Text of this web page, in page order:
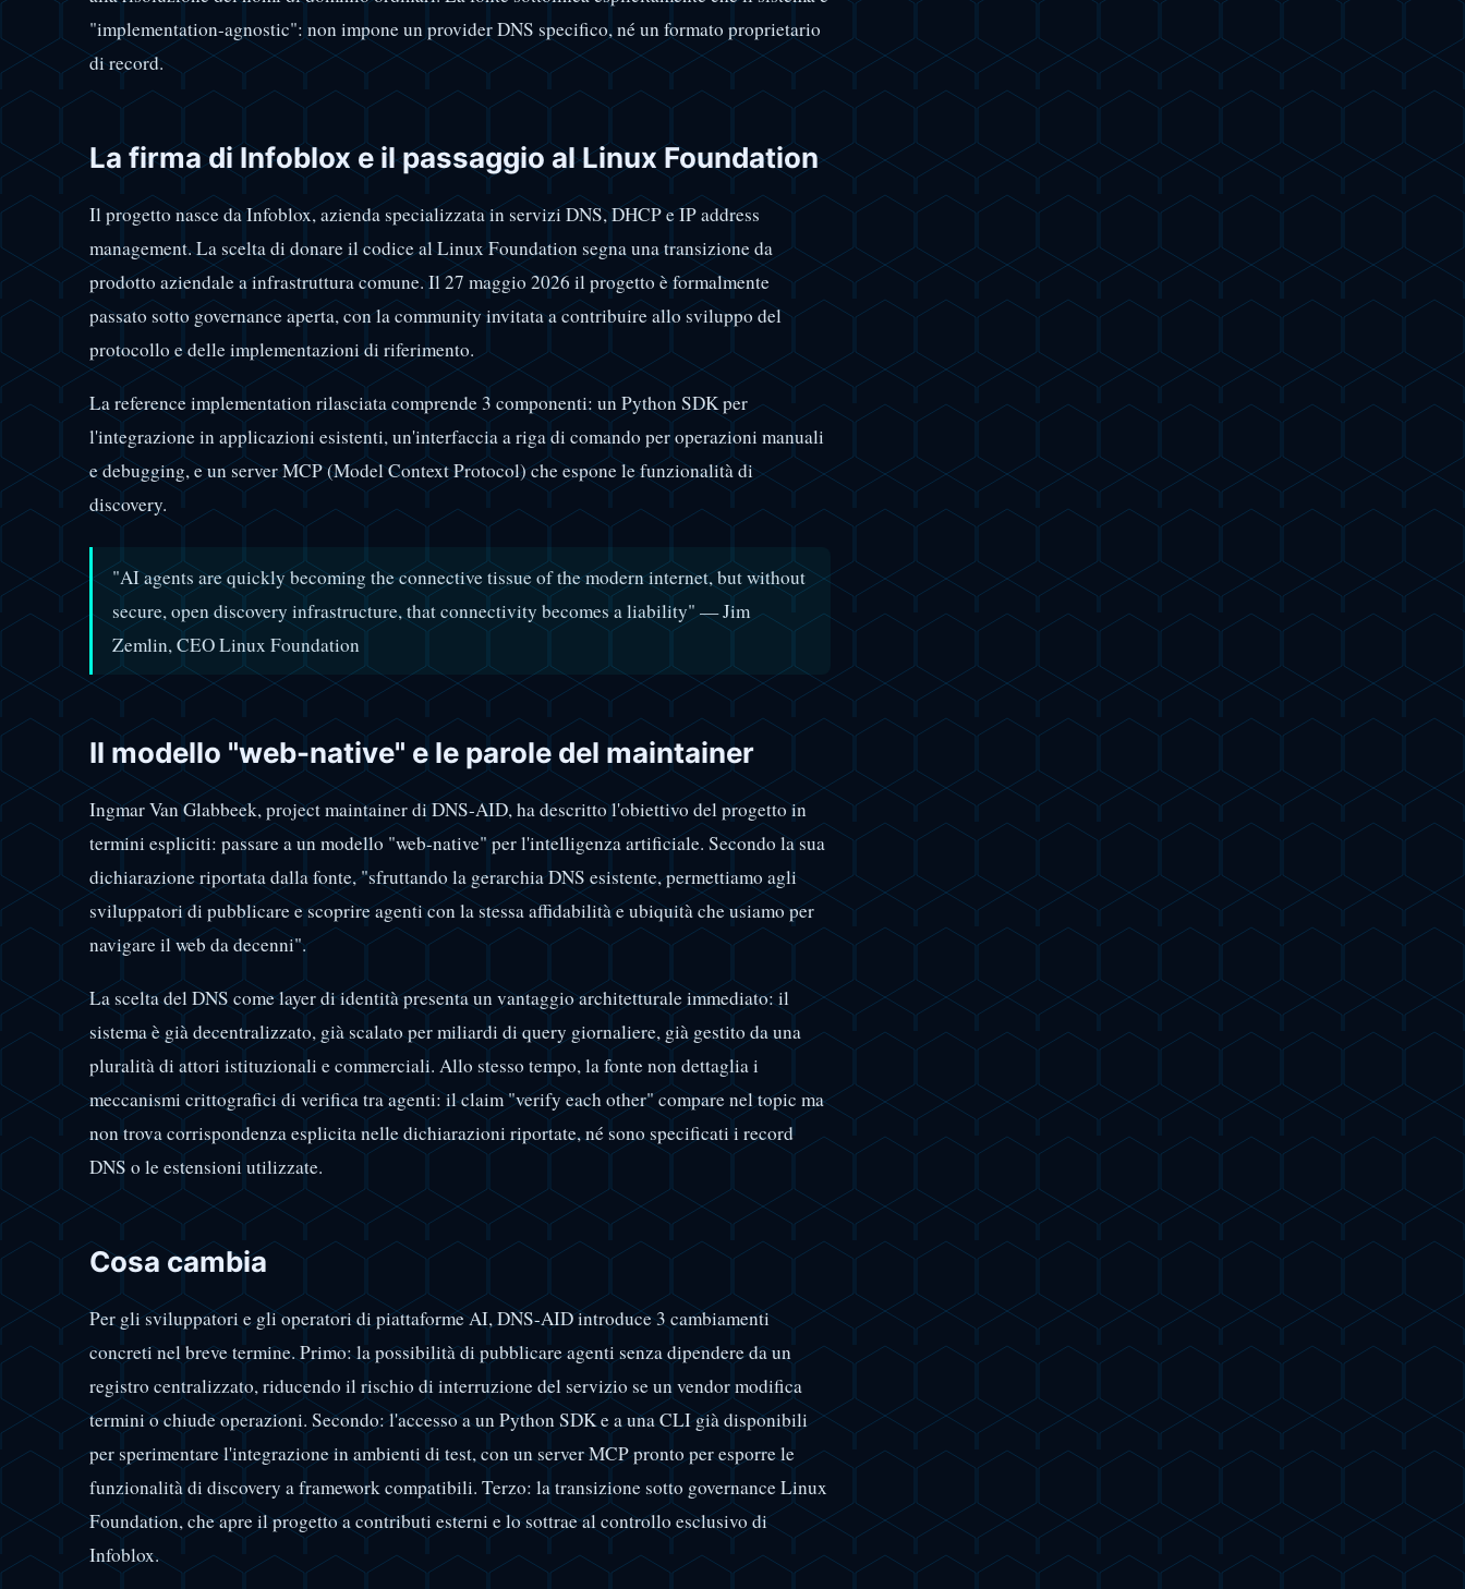
"implementation-agnostic": non impone un provider DNS specifico, né un formato proprietario
di record.
La firma di Infoblox e il passaggio al Linux Foundation
Il progetto nasce da Infoblox, azienda specializzata in servizi DNS, DHCP e IP address
management. La scelta di donare il codice al Linux Foundation segna una transizione da
prodotto aziendale a infrastruttura comune. Il 27 maggio 2026 il progetto è formalmente
passato sotto governance aperta, con la community invitata a contribuire allo sviluppo del
protocollo e delle implementazioni di riferimento.
La reference implementation rilasciata comprende 3 componenti: un Python SDK per
l'integrazione in applicazioni esistenti, un'interfaccia a riga di comando per operazioni manuali
e debugging, e un server MCP (Model Context Protocol) che espone le funzionalità di
discovery.
"AI agents are quickly becoming the connective tissue of the modern internet, but without
secure, open discovery infrastructure, that connectivity becomes a liability" — Jim
Zemlin, CEO Linux Foundation
Il modello "web-native" e le parole del maintainer
Ingmar Van Glabbeek, project maintainer di DNS-AID, ha descritto l'obiettivo del progetto in
termini espliciti: passare a un modello "web-native" per l'intelligenza artificiale. Secondo la sua
dichiarazione riportata dalla fonte, "sfruttando la gerarchia DNS esistente, permettiamo agli
sviluppatori di pubblicare e scoprire agenti con la stessa affidabilità e ubiquità che usiamo per
navigare il web da decenni".
La scelta del DNS come layer di identità presenta un vantaggio architetturale immediato: il
sistema è già decentralizzato, già scalato per miliardi di query giornaliere, già gestito da una
pluralità di attori istituzionali e commerciali. Allo stesso tempo, la fonte non dettaglia i
meccanismi crittografici di verifica tra agenti: il claim "verify each other" compare nel topic ma
non trova corrispondenza esplicita nelle dichiarazioni riportate, né sono specificati i record
DNS o le estensioni utilizzate.
Cosa cambia
Per gli sviluppatori e gli operatori di piattaforme AI, DNS-AID introduce 3 cambiamenti
concreti nel breve termine. Primo: la possibilità di pubblicare agenti senza dipendere da un
registro centralizzato, riducendo il rischio di interruzione del servizio se un vendor modifica
termini o chiude operazioni. Secondo: l'accesso a un Python SDK e a una CLI già disponibili
per sperimentare l'integrazione in ambienti di test, con un server MCP pronto per esporre le
funzionalità di discovery a framework compatibili. Terzo: la transizione sotto governance Linux
Foundation, che apre il progetto a contributi esterni e lo sottrae al controllo esclusivo di
Infoblox.